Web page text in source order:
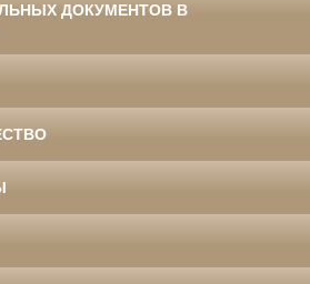
ДОКУМЕНТОВ В